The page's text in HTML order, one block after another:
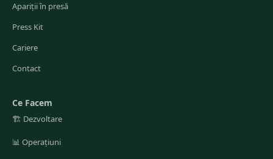
Apariții în presă
Press Kit
Cariere
Contact
Ce Facem
🏗️ Dezvoltare
📊 Operațiuni